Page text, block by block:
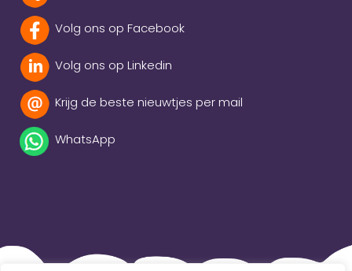
Volg ons op Facebook
Volg ons op Linkedin
Krijg de beste nieuwtjes per mail
WhatsApp